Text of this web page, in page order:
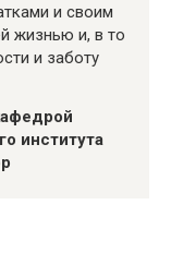
и своим
жизнью и, в то
и заботу
института